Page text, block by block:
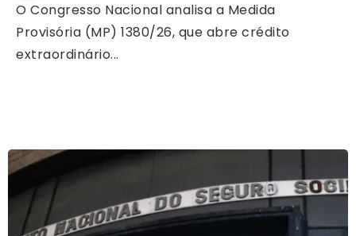
O Congresso Nacional analisa a Medida
Provisória (MP) 1380/26, que abre crédito
extraordinário...